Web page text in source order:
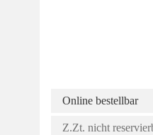
Online bestellbar
Z.Zt. nicht